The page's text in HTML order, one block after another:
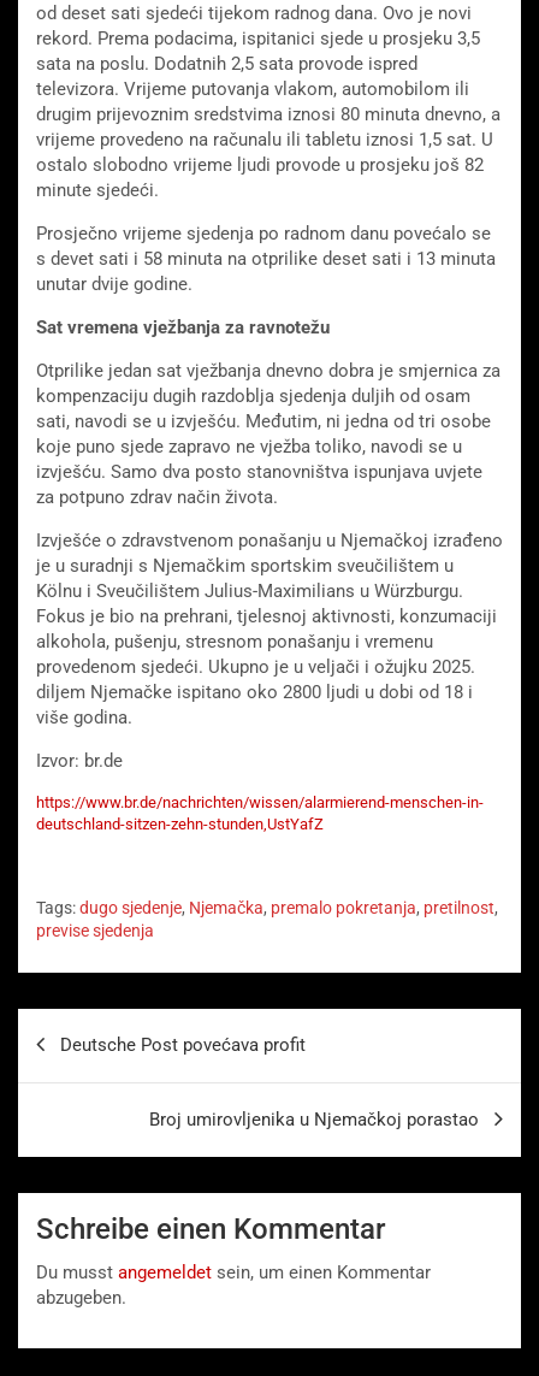
od deset sati sjedeći tijekom radnog dana. Ovo je novi
rekord. Prema podacima, ispitanici sjede u prosjeku 3,5
sata na poslu. Dodatnih 2,5 sata provode ispred
televizora. Vrijeme putovanja vlakom, automobilom ili
drugim prijevoznim sredstvima iznosi 80 minuta dnevno, a
vrijeme provedeno na računalu ili tabletu iznosi 1,5 sat. U
ostalo slobodno vrijeme ljudi provode u prosjeku još 82
minute sjedeći.
Prosječno vrijeme sjedenja po radnom danu povećalo se
s devet sati i 58 minuta na otprilike deset sati i 13 minuta
unutar dvije godine.
Sat vremena vježbanja za ravnotežu
Otprilike jedan sat vježbanja dnevno dobra je smjernica za
kompenzaciju dugih razdoblja sjedenja duljih od osam
sati, navodi se u izvješću. Međutim, ni jedna od tri osobe
koje puno sjede zapravo ne vježba toliko, navodi se u
izvješću. Samo dva posto stanovništva ispunjava uvjete
za potpuno zdrav način života.
Izvješće o zdravstvenom ponašanju u Njemačkoj izrađeno
je u suradnji s Njemačkim sportskim sveučilištem u
Kölnu i Sveučilištem Julius-Maximilians u Würzburgu.
Fokus je bio na prehrani, tjelesnoj aktivnosti, konzumaciji
alkohola, pušenju, stresnom ponašanju i vremenu
provedenom sjedeći. Ukupno je u veljači i ožujku 2025.
diljem Njemačke ispitano oko 2800 ljudi u dobi od 18 i
više godina.
Izvor: br.de
https://www.br.de/nachrichten/wissen/alarmierend-menschen-in-
deutschland-sitzen-zehn-stunden,UstYafZ
Tags:dugo sjedenje, Njemačka, premalo pokretanja, pretilnost,
previse sjedenja
Deutsche Post povećava profit
Broj umirovljenika u Njemačkoj porastao
Schreibe einen Kommentar
Du musst angemeldet sein, um einen Kommentar
abzugeben.